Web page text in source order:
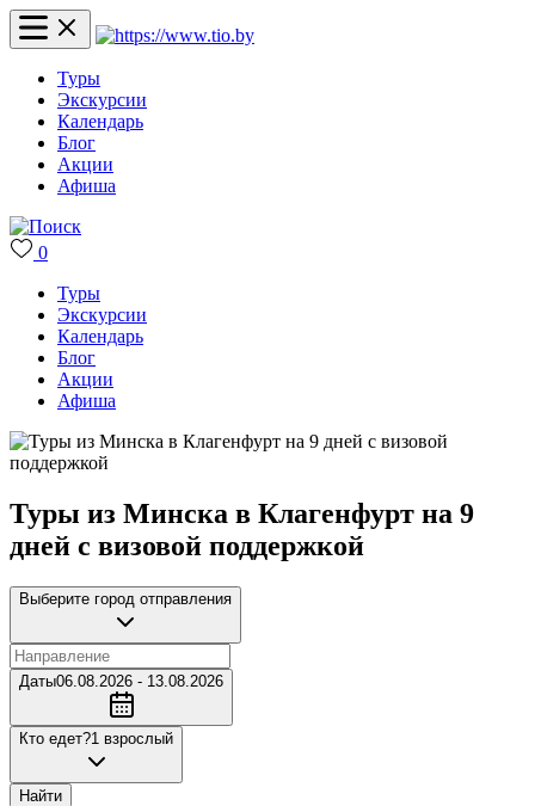
Туры
Экскурсии
Календарь
Блог
Акции
Афиша
0
Туры
Экскурсии
Календарь
Блог
Акции
Афиша
Туры из Минска в Клагенфурт на 9
дней с визовой поддержкой
Выберите город отправления
Даты06.08.2026 - 13.08.2026
Кто едет?1 взрослый
Найти